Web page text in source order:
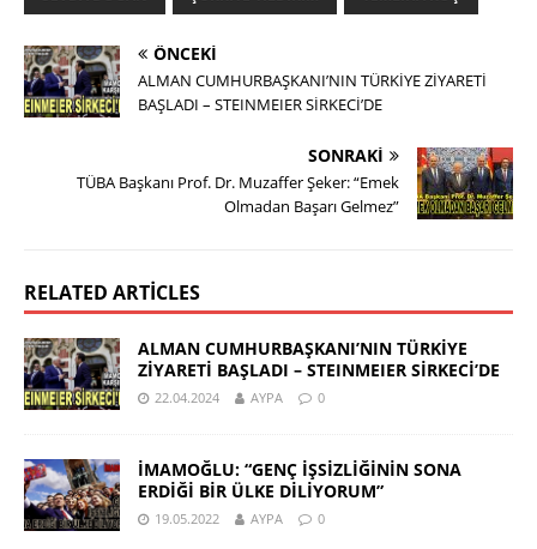
ÖNCEKI
ALMAN CUMHURBAŞKANI’NIN TÜRKİYE ZİYARETİ
BAŞLADI – STEINMEIER SİRKECİ’DE
SONRAKI
TÜBA Başkanı Prof. Dr. Muzaffer Şeker: “Emek
Olmadan Başarı Gelmez”
RELATED ARTICLES
ALMAN CUMHURBAŞKANI’NIN TÜRKİYE
ZİYARETİ BAŞLADI – STEINMEIER SİRKECİ’DE
22.04.2024 AYPA 0
İMAMOĞLU: “GENÇ İŞSİZLİĞİNİN SONA
ERDİĞİ BİR ÜLKE DİLİYORUM”
19.05.2022 AYPA 0